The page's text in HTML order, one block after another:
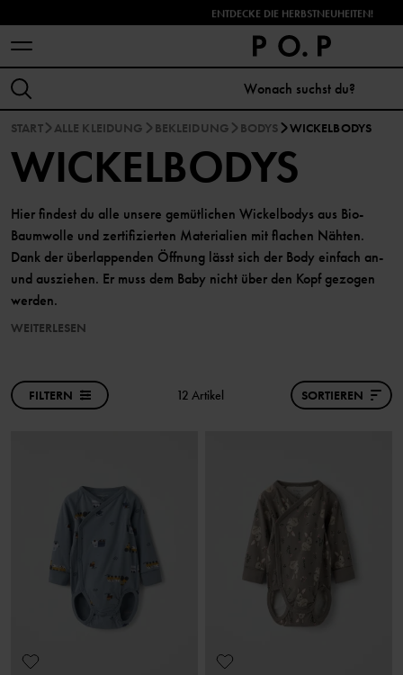
ENTDECKE DIE HERBSTNEUHEITEN!
START ALLE KLEIDUNG BEKLEIDUNG BODYS WICKELBODYS
WICKELBODYS
Hier findest du alle unsere gemütlichen Wickelbodys aus Bio-
Baumwolle und zertifizierten Materialien mit flachen Nähten.
Dank der überlappenden Öffnung lässt sich der Body einfach an-
und ausziehen. Er muss dem Baby nicht über den Kopf gezogen
werden.
WEITERLESEN
FILTERN 12 Artikel SORTIEREN